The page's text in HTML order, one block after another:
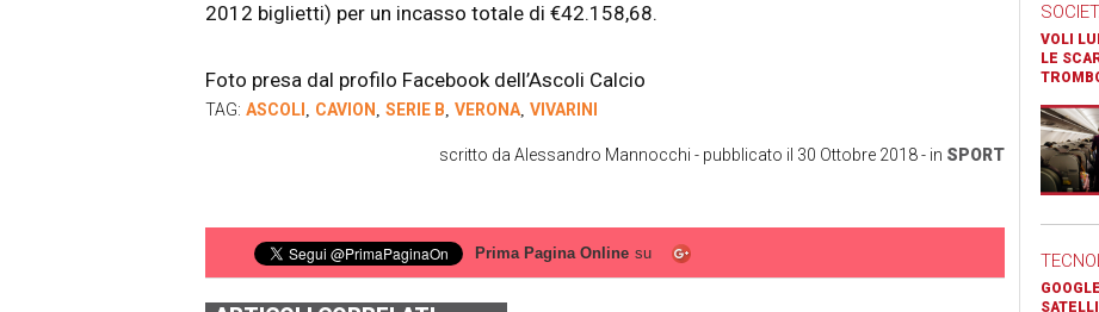
2012 biglietti) per un incasso totale di €42.158,68.
Foto presa dal profilo Facebook dell’Ascoli Calcio
TAG: ASCOLI , CAVION , SERIE B, VERONA, VIVARINI
scritto da Alessandro Mannocchi - pubblicato il 30 Ottobre 2018- in SPORT
Prima Pagina Online su
VOLI
LE